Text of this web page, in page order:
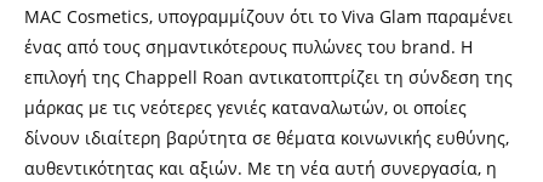
MAC Cosmetics, υπογραμμίζουν ότι το Viva Glam παραμένει
ένας από τους σημαντικότερους πυλώνες του brand. Η
επιλογή της Chappell Roan αντικατοπτρίζει τη σύνδεση της
μάρκας με τις νεότερες γενιές καταναλωτών, οι οποίες
δίνουν ιδιαίτερη βαρύτητα σε θέματα κοινωνικής ευθύνης,
αυθεντικότητας και αξιών. Με τη νέα αυτή συνεργασία, η